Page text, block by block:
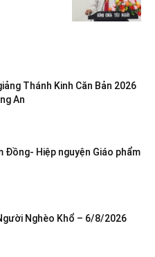
Thánh Kinh Căn Bản 2026
An
Đồng- Hiệp nguyện Giáo phẩm
Nghèo Khổ – 6/8/2026